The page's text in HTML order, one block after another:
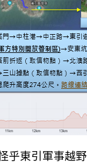
東引軍事越